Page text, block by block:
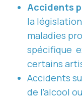
Accidents
la
maladies
spécifique
certains
Accidents
de l’alcool